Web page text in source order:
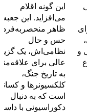
و
این گونه اقلام
می‌افزاید. این جعبه
ظاهر منحصربه‌فرد
حس و حال
نظامی‌اش، یک
عالی برای
به تاریخ جنگ،
کلکسیونرها و
است که به دنبال
دکوراسیونی با